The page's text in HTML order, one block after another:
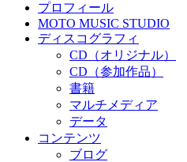
プロフィール
MOTO MUSIC STUDIO
ディスコグラフィ
CD（オリジナル）
CD（参加作品）
書籍
マルチメディア
データ
コンテンツ
ブログ